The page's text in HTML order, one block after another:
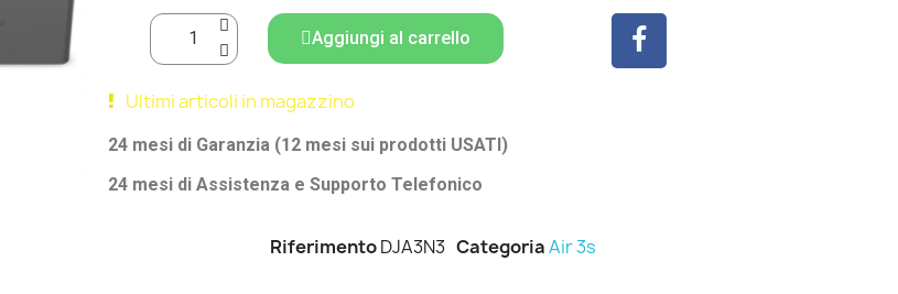
Aggiungi al carrello
Ultimi articoli in magazzino
24 mesi di Garanzia (12 mesi sui prodotti USATI)
24 mesi di Assistenza e Supporto Telefonico
RiferimentoDJA3N3 CategoriaAir 3s